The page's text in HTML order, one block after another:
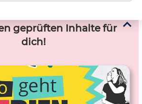
geprüften Inhalte für
dich!